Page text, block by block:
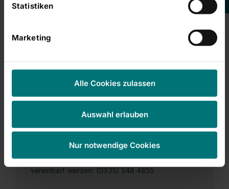
Statistiken
Marketing
Alle Cookies zulassen
Auswahl erlauben
Nur notwendige Cookies
TERMINVEREINBARUNGEN:
Dienstag: 08:00 - 13:00 Uhr
Termine können unter der Telefonnummer
vereinbart werden: (0335) 548 4855